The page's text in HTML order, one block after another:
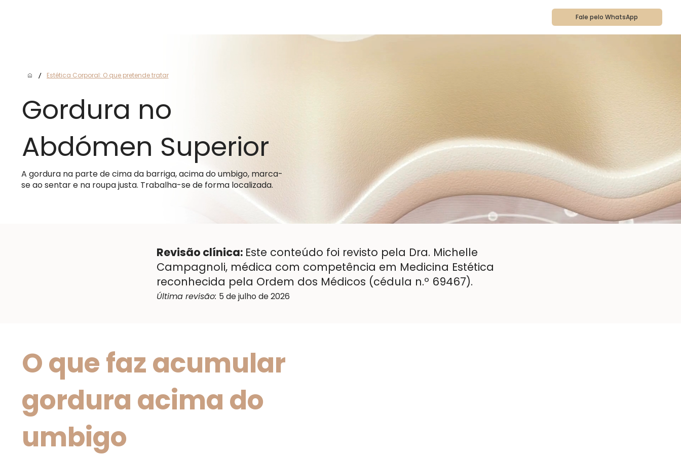
Fale pelo WhatsApp
/ Estética Corporal: O que pretende tratar
Gordura no
Abdómen Superior
A gordura na parte de cima da barriga, acima do umbigo, marca-
se ao sentar e na roupa justa. Trabalha-se de forma localizada.
Revisão clínica: Este conteúdo foi revisto pela Dra. Michelle
Campagnoli, médica com competência em Medicina Estética
reconhecida pela Ordem dos Médicos (cédula n.º 69467).
Última revisão: 5 de julho de 2026
O que faz acumular
gordura acima do
umbigo